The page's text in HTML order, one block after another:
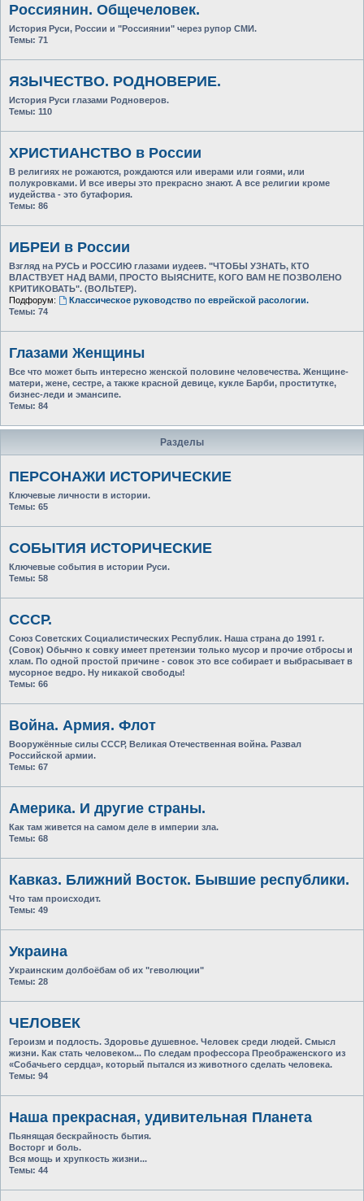
Россиянин. Общечеловек.
История Руси, России и "Россиянии" через рупор СМИ.
Темы: 71
ЯЗЫЧЕСТВО. РОДНОВЕРИЕ.
История Руси глазами Родноверов.
Темы: 110
ХРИСТИАНСТВО в России
В религиях не рожаются, рождаются или иверами или гоями, или
полукровками. И все иверы это прекрасно знают. А все религии кроме
иудейства - это бутафория.
Темы: 86
ИБРЕИ в России
Взгляд на РУСЬ и РОССИЮ глазами иудеев. "ЧТОБЫ УЗНАТЬ, КТО
ВЛАСТВУЕТ НАД ВАМИ, ПРОСТО ВЫЯСНИТЕ, КОГО ВАМ НЕ ПОЗВОЛЕНО
КРИТИКОВАТЬ". (ВОЛЬТЕР).
Подфорум:
Классическое руководство по еврейской расологии.
Темы: 74
Глазами Женщины
Все что может быть интересно женской половине человечества. Женщине-
матери, жене, сестре, а также красной девице, кукле Барби, проститутке,
бизнес-леди и эмансипе.
Темы: 84
Разделы
ПЕРСОНАЖИ ИСТОРИЧЕСКИЕ
Ключевые личности в истории.
Темы: 65
СОБЫТИЯ ИСТОРИЧЕСКИЕ
Ключевые события в истории Руси.
Темы: 58
СССР.
Союз Советских Социалистических Республик. Наша страна до 1991 г.
(Совок) Обычно к совку имеет претензии только мусор и прочие отбросы и
хлам. По одной простой причине - совок это все собирает и выбрасывает в
мусорное ведро. Ну никакой свободы!
Темы: 66
Война. Армия. Флот
Вооружённые силы СССР, Великая Отечественная война. Развал
Российской армии.
Темы: 67
Америка. И другие страны.
Как там живется на самом деле в империи зла.
Темы: 68
Кавказ. Ближний Восток. Бывшие республики.
Что там происходит.
Темы: 49
Украина
Украинским долбоёбам об их "геволюции"
Темы: 28
ЧЕЛОВЕК
Героизм и подлость. Здоровье душевное. Человек среди людей. Смысл
жизни. Как стать человеком... По следам профессора Преображенского из
«Собачьего сердца», который пытался из животного сделать человека.
Темы: 94
Наша прекрасная, удивительная Планета
Пьянящая бескрайность бытия.
Восторг и боль.
Вся мощь и хрупкость жизни...
Темы: 44